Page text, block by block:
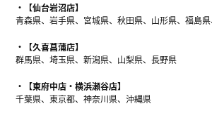
【仙台岩沼店】
青森県、岩手県、宮城県、秋田県、山形県、福島
【久喜菖蒲店】
群馬県、埼玉県、新潟県、山梨県、長野県
【東府中店・横浜瀬谷店】
千葉県、東京都、神奈川県、沖縄県